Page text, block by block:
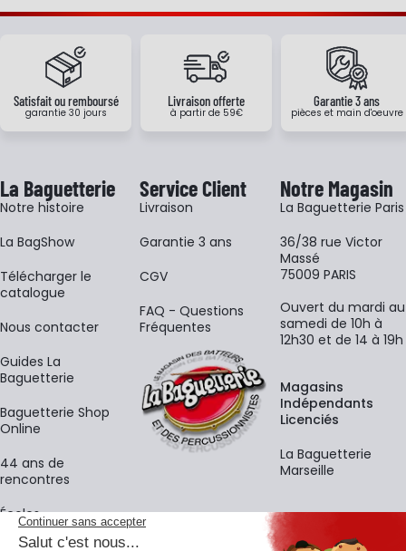
Satisfait ou remboursé
garantie 30 jours
Livraison offerte
à partir de 59€
Garantie 3 ans
pièces et main d'oeuvre
La Baguetterie
Notre histoire
La BagShow
​Télécharger le
catalogue
Nous contacter
Guides La
Baguetterie
Baguetterie Shop
Online
44 ans de
rencontres
Écoles
Service Client
Livraison
Garantie 3 ans
CGV
FAQ - Questions
Fréquentes
Notre Magasin
La Baguetterie Paris
36/38 rue Victor
Massé
75009 PARIS
Ouvert du mardi au
samedi de 10h à
12h30 et de 14 à 19h
Magasins
Indépendants
Licenciés
La Baguetterie
Marseille